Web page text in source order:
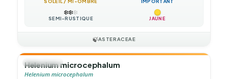
SOLEIL / MI-OMBRE IMPORTANT
❄️❄️❄️
SEMI-RUSTIQUE JAUNE
🍃ASTERACEAE
🌻ANNUELLE
Helenium microcephalum
Helenium microcephalum